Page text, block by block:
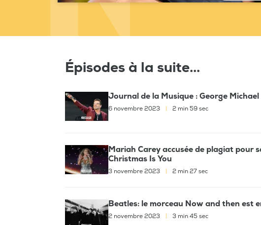
Épisodes à la suite...
Journal de la Musique : George
6 novembre 2023 2 min 59 sec
Mariah Carey accusée de plagiat pour
Christmas Is You
3 novembre 2023 2 min 27 sec
Beatles: le morceau Now and then est
2 novembre 2023 3 min 45 sec